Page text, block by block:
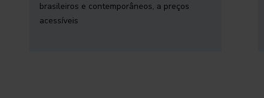
brasileiros e contemporâneos, a preços
acessíveis